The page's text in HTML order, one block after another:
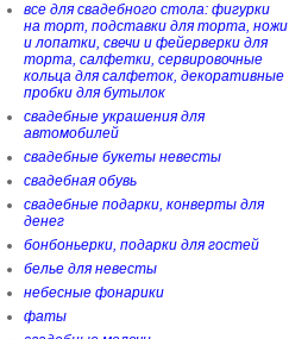
все для свадебного стола: фигурки
на торт, подставки для торта, ножи
и лопатки, свечи и фейерверки для
торта, салфетки, сервировочные
кольца для салфеток, декоративные
пробки для бутылок
свадебные украшения для
автомобилей
свадебные букеты невесты
свадебная обувь
свадебные подарки, конверты для
денег
бонбоньерки, подарки для гостей
белье для невесты
небесные фонарики
фаты